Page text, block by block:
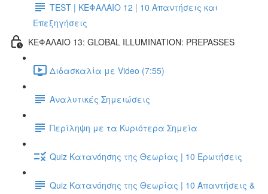
TEST | ΚΕΦΑΛΑΙΟ 12 | 10 Απαντήσεις και
Επεξηγήσεις
ΚΕΦΑΛΑΙΟ 13: GLOBAL ILLUMINATION: PREPASSES
Διδασκαλία με Video (7:55)
Αναλυτικές Σημειώσεις
Περίληψη με τα Κυριότερα Σημεία
Quiz Κατανόησης της Θεωρίας | 10 Ερωτήσεις
Quiz Κατανόησης της Θεωρίας | 10 Απαντήσεις &